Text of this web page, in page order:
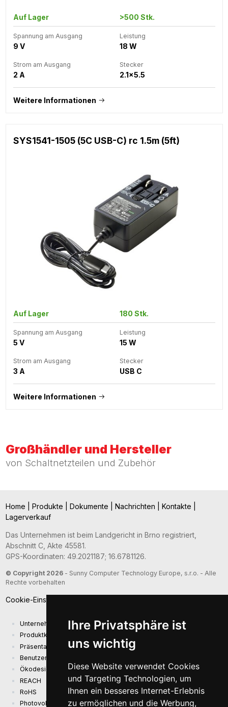
Ihre Privatsphäre ist
uns wichtig
Diese Website verwendet Cookies
und Targeting Technologien, um
Ihnen ein besseres Internet-Erlebnis
zu ermöglichen und die Werbung,
Auf Lager >500 Stk.
Spannung am Ausgang
9 V
Leistung
18 W
Strom am Ausgang
2 A
Stecker
2.1x5.5
Weitere Informationen
SYS1541-1505 (5C USB-C) rc 1.5m (5ft)
Auf Lager 180 Stk.
Spannung am Ausgang
5 V
Leistung
15 W
Strom am Ausgang
3 A
Stecker
USB C
Weitere Informationen
Großhändler und Hersteller
von Schaltnetzteilen und Zubehör
Home Produkte Dokumente Nachrichten Kontakte
Lagerverkauf
Das Unternehmen ist beim Landgericht in Brno registriert,
Abschnitt C, Akte 45581.
GPS-Koordinaten: 49.2021187; 16.6781126.
© Copyright 2026- Sunny Computer Technology Europe, s.r.o. - Alle
Rechte vorbehalten
Cookie-Einstellungen
Unternehmenspräsentation
Produktkatalog
Präsentationskatalog
Benutzerhandbuch und Sicherheitsinformationen
Ökodesign-Anforderungen (EU) 2019/1782
REACH
RoHS
Photovoltaikanlage